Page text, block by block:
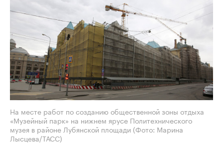
На месте работ по созданию общественной зоны отдыха
«Музейный парк» на нижнем ярусе Политехнического
музея в районе Лубянской площади (Фото: Марина
Лысцева/ТАСС)